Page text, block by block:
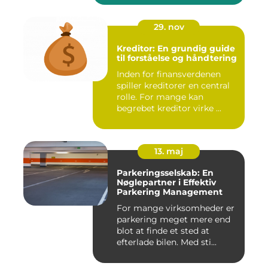
29. nov
Kreditor: En grundig guide
til forståelse og håndtering
Inden for finansverdenen
spiller kreditorer en central
rolle. For mange kan
begrebet kreditor virke ...
13. maj
Parkeringsselskab: En
Nøglepartner i Effektiv
Parkering Management
For mange virksomheder er
parkering meget mere end
blot at finde et sted at
efterlade bilen. Med sti...